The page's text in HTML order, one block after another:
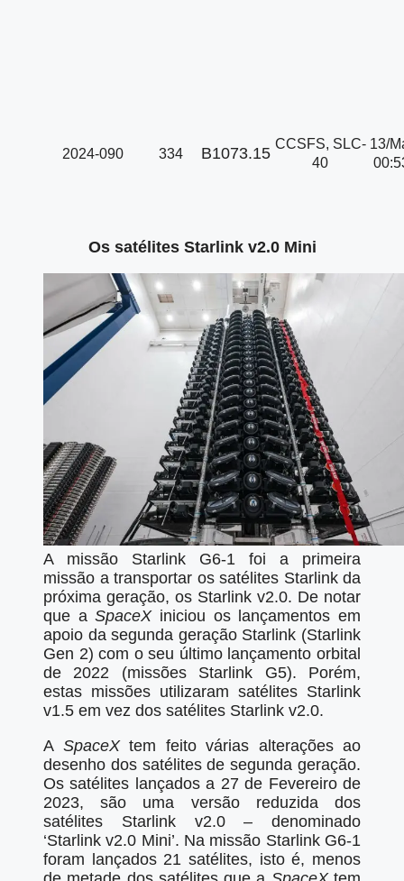
2024-090 334 B1073.15
CCSFS, SLC-
40
13/
Os satélites Starlink v2.0 Mini
A missão Starlink G6-1 foi a primeira
missão a transportar os satélites Starlink da
próxima geração, os Starlink v2.0. De notar
que aSpaceXiniciou os lançamentos em
apoio da segunda geração Starlink (Starlink
Gen 2) com o seu último lançamento orbital
de 2022 (missões Starlink G5). Porém,
estas missões utilizaram satélites Starlink
v1.5 em vez dos satélites Starlink v2.0.
A SpaceXtem feito várias alterações ao
desenho dos satélites de segunda geração.
Os satélites lançados a 27 de Fevereiro de
2023, são uma versão reduzida dos
satélites Starlink v2.0 – denominado
‘Starlink v2.0 Mini’. Na missão Starlink G6-1
foram lançados 21 satélites, isto é, menos